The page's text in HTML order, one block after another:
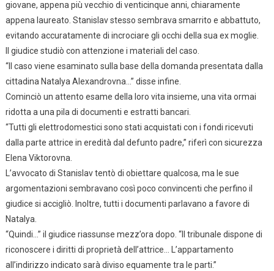
giovane, appena più vecchio di venticinque anni, chiaramente
appena laureato. Stanislav stesso sembrava smarrito e abbattuto,
evitando accuratamente di incrociare gli occhi della sua ex moglie.
Il giudice studiò con attenzione i materiali del caso.
“Il caso viene esaminato sulla base della domanda presentata dalla
cittadina Natalya Alexandrovna…” disse infine.
Cominciò un attento esame della loro vita insieme, una vita ormai
ridotta a una pila di documenti e estratti bancari.
“Tutti gli elettrodomestici sono stati acquistati con i fondi ricevuti
dalla parte attrice in eredità dal defunto padre,” riferì con sicurezza
Elena Viktorovna.
L’avvocato di Stanislav tentò di obiettare qualcosa, ma le sue
argomentazioni sembravano così poco convincenti che perfino il
giudice si accigliò. Inoltre, tutti i documenti parlavano a favore di
Natalya.
“Quindi…” il giudice riassunse mezz’ora dopo. “Il tribunale dispone di
riconoscere i diritti di proprietà dell’attrice… L’appartamento
all’indirizzo indicato sarà diviso equamente tra le parti.”